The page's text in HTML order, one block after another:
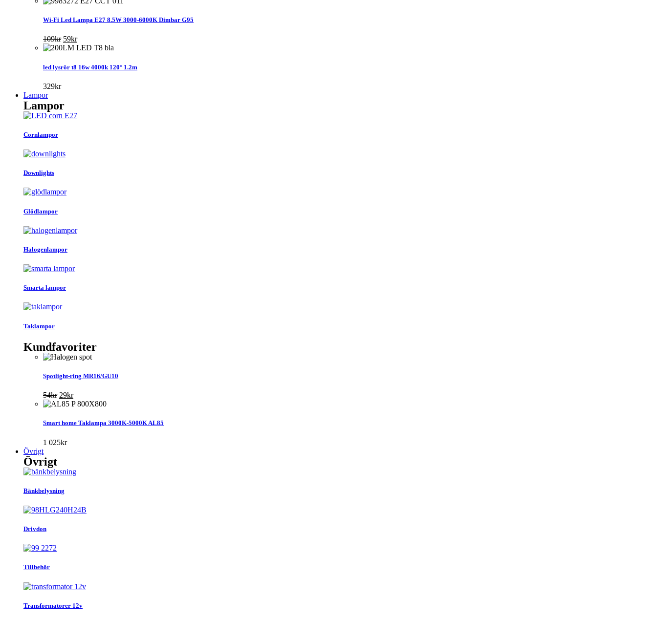
Wi-Fi Led Lampa E27 8.5W 3000-6000K Dimbar G95
109kr Det
ursprungliga
var:
59krDet
nuvarande
är:
led lysrör t8 16w 4000k 120° 1.2m
329kr
Lampor
Lampor
Cornlampor
Downlights
Glödlampor
Halogenlampor
Smarta lampor
Taklampor
Kundfavoriter
Spotlight-ring MR16/GU10
54kr Det
ursprungliga
var:
29krDet
nuvarande
är:
Smart home Taklampa 3000K-5000K AL85
1 025kr
Övrigt
Övrigt
Bänkbelysning
Drivdon
Tillbehör
Transformatorer 12v